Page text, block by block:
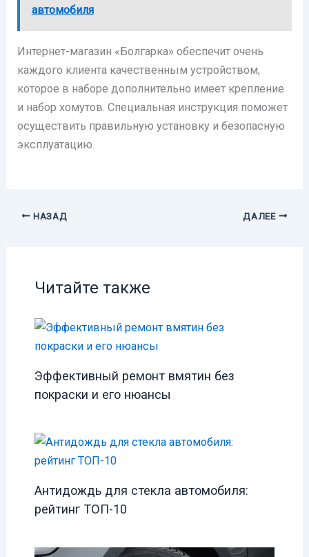
автомобиля
Интернет-магазин «Болгарка» обеспечит очень
каждого клиента качественным устройством,
которое в наборе дополнительно имеет крепление
и набор хомутов. Специальная инструкция поможет
осуществить правильную установку и безопасную
эксплуатацию.
НАЗАД ДАЛЕЕ
Читайте также
Эффективный ремонт вмятин без
покраски и его нюансы
Антидождь для стекла автомобиля:
рейтинг ТОП-10